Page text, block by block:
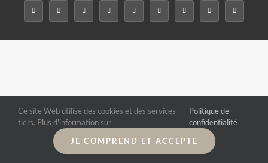
Ce site Web utilise des cookies et des services
tiers. Plus d'information sur
Politique de
confidentialité
JE COMPREND ET ACCEPTE